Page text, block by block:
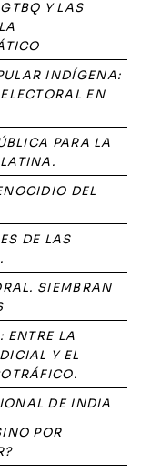
Y LAS
INDÍGENA:
EN
PARA LA
DEL
DE LAS
SIEMBRAN
ENTRE LA
Y EL
DE INDIA
POR